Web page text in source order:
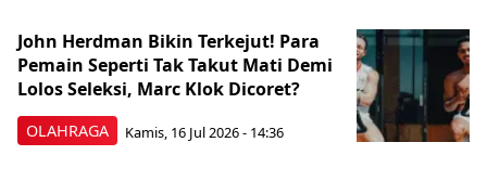
OLAHRAGA
John Herdman Bikin Terkejut! Para
Pemain Seperti Tak Takut Mati Demi
Lolos Seleksi, Marc Klok Dicoret?
Kamis, 16 Jul 2026 - 14:36